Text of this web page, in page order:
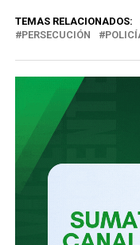
electrónico…
TEMAS RELACIONADOS:
PERSECUCIÓN